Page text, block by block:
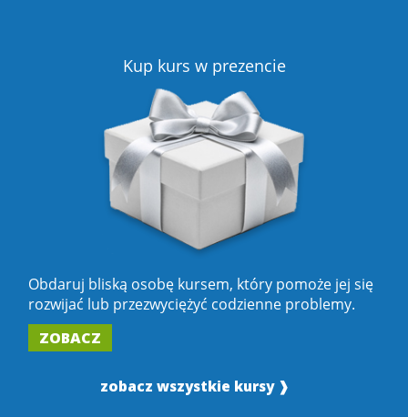
Kup kurs w prezencie
Obdaruj bliską osobę kursem, który pomoże jej się
rozwijać lub przezwyciężyć codzienne problemy.
ZOBACZ
zobacz wszystkie kursy ❱